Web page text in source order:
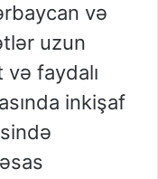
və
uzun
və faydalı
inkişaf